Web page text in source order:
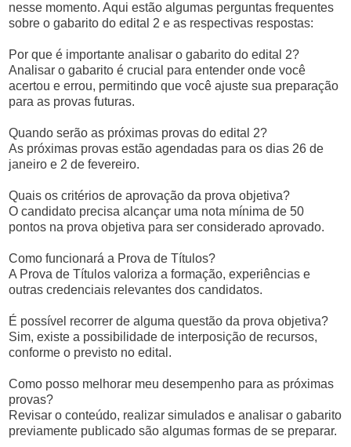
nesse momento. Aqui estão algumas perguntas frequentes
sobre o gabarito do edital 2 e as respectivas respostas:
Por que é importante analisar o gabarito do edital 2?
Analisar o gabarito é crucial para entender onde você
acertou e errou, permitindo que você ajuste sua preparação
para as provas futuras.
Quando serão as próximas provas do edital 2?
As próximas provas estão agendadas para os dias 26 de
janeiro e 2 de fevereiro.
Quais os critérios de aprovação da prova objetiva?
O candidato precisa alcançar uma nota mínima de 50
pontos na prova objetiva para ser considerado aprovado.
Como funcionará a Prova de Títulos?
A Prova de Títulos valoriza a formação, experiências e
outras credenciais relevantes dos candidatos.
É possível recorrer de alguma questão da prova objetiva?
Sim, existe a possibilidade de interposição de recursos,
conforme o previsto no edital.
Como posso melhorar meu desempenho para as próximas
provas?
Revisar o conteúdo, realizar simulados e analisar o gabarito
previamente publicado são algumas formas de se preparar.